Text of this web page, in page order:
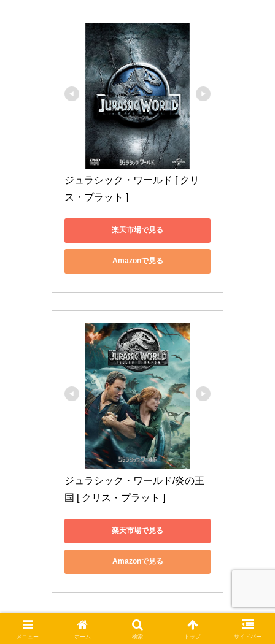
ジュラシック・ワールド [ クリ
ス・プラット ]
楽天市場で見る
Amazonで見る
ジュラシック・ワールド/炎の王
国 [ クリス・プラット ]
楽天市場で見る
Amazonで見る
TSUTAYA DISCAS にてレンタルもできます。
メニュー ホーム 検索 トップ サイドバー